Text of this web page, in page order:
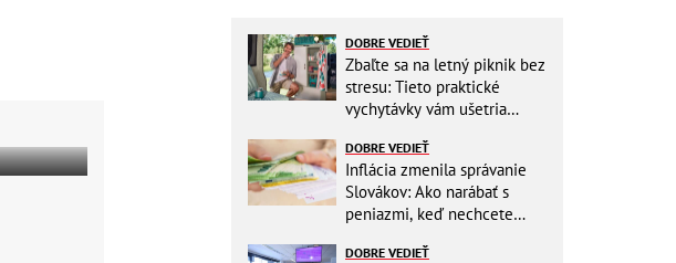
DOBRE VEDIEŤ
Zbaľte sa na letný piknik bez
stresu: Tieto praktické
vychytávky vám ušetria
DOBRE VEDIEŤ
Inflácia zmenila správanie
Slovákov: Ako narábať s
peniazmi, keď nechcete
DOBRE VEDIEŤ